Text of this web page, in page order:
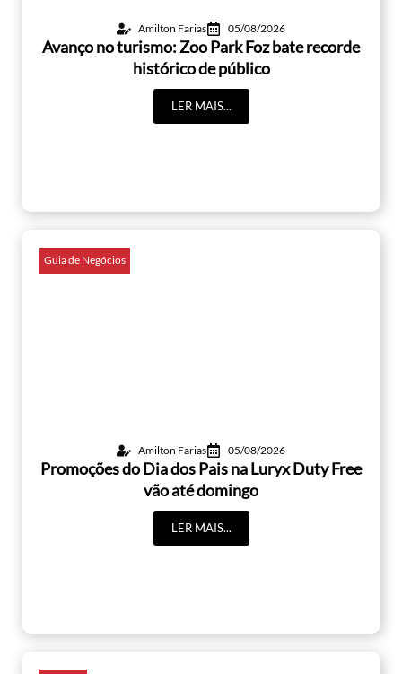
Amilton Farias 05/08/2026
Avanço no turismo: Zoo Park Foz bate recorde
histórico de público
LER MAIS...
Guia de Negócios
Amilton Farias 05/08/2026
Promoções do Dia dos Pais na Luryx Duty Free
vão até domingo
LER MAIS...